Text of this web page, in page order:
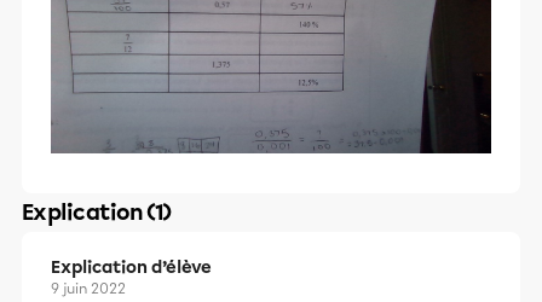
Explication (1)
Explication d’élève
9 juin 2022